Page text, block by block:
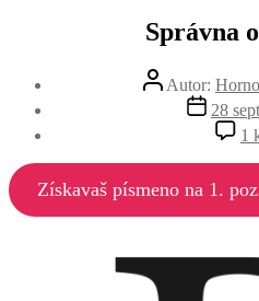
Správna
Autor
článku
Autor:
Dátum
článku
28
1
Získavaš písmeno na 1.